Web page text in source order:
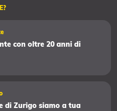
con oltre 20 anni di
di Zurigo siamo a tua